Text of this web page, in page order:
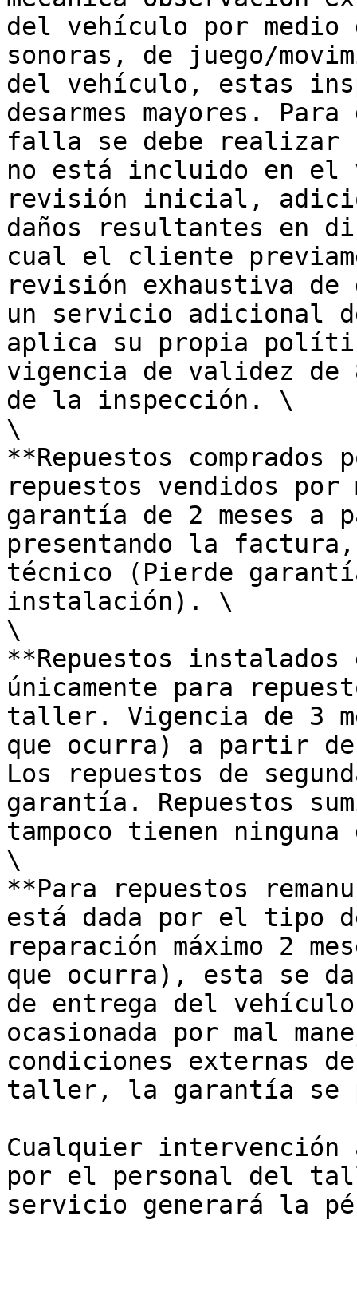
del vehículo por
sonoras, de juego/
del vehículo, estas
desarmes mayores.
falla se debe realizar
no está incluido en el
revisión inicial,
daños resultantes en
cual el cliente
revisión exhaustiva
un servicio adicional
aplica su propia
vigencia de validez
de la inspección. \
\
**Repuestos
repuestos vendidos
garantía de 2 meses a
presentando la
técnico (Pierde
instalación). \
\
**Repuestos instalados
únicamente para
taller. Vigencia de 3
que ocurra) a partir
Los repuestos de
garantía. Repuestos
tampoco tienen
\
**Para repuestos
está dada por el tipo
reparación máximo 2
que ocurra), esta se
de entrega del
ocasionada por mal
condiciones externas
taller, la garantía se
Cualquier
por el personal del